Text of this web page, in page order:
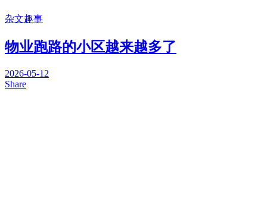
杂文趣事
物业跑路的小区越来越多了
2026-05-12
Share